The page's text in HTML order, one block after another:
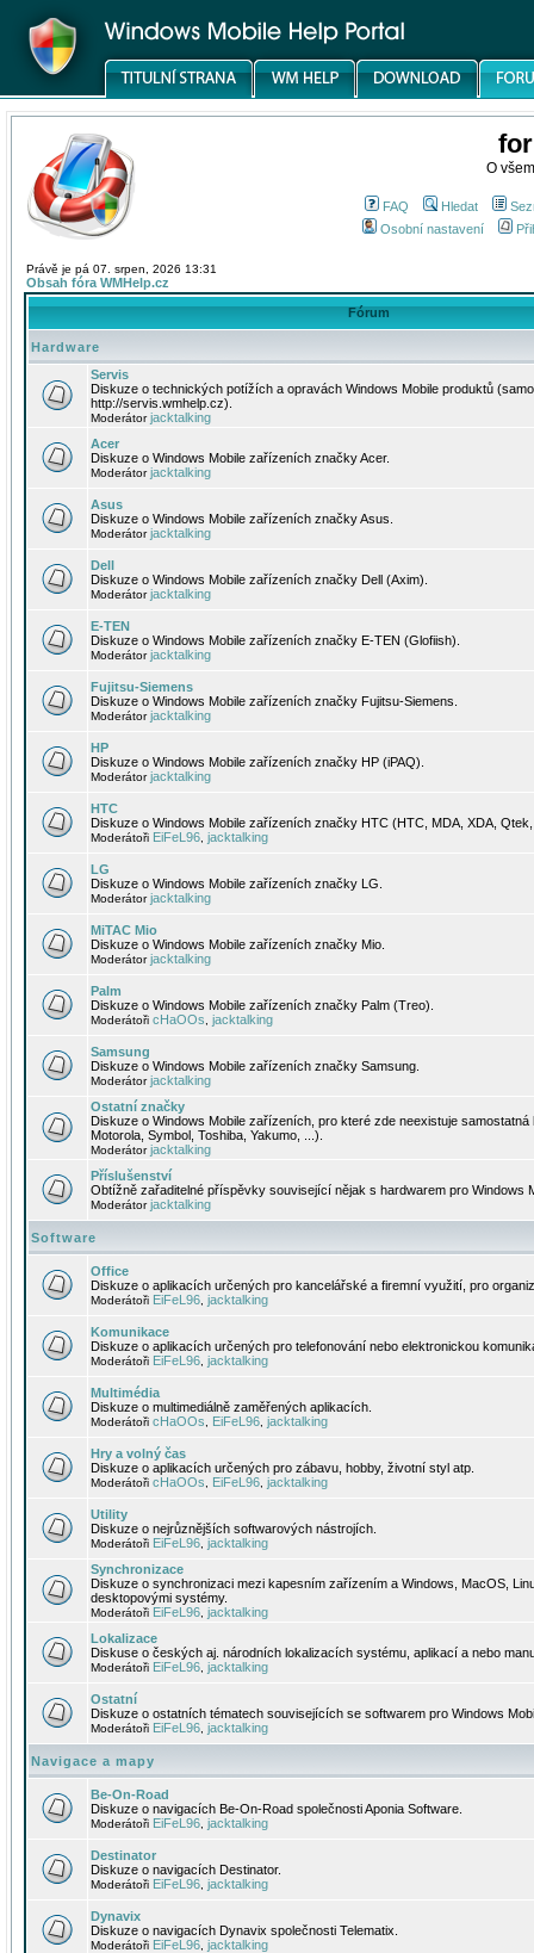
O
FAQ Hledat
Osobní nastavení
Právě je pá 07. srpen, 2026 13:31
Obsah fóra WMHelp.cz
Fórum
Hardware
Servis
Diskuze o technických potížích a opravách Windows Mobile produktů
http://servis.wmhelp.cz).
Moderátorjacktalking
Acer
Diskuze o Windows Mobile zařízeních značky Acer.
Moderátorjacktalking
Asus
Diskuze o Windows Mobile zařízeních značky Asus.
Moderátorjacktalking
Dell
Diskuze o Windows Mobile zařízeních značky Dell (Axim).
Moderátorjacktalking
E-TEN
Diskuze o Windows Mobile zařízeních značky E-TEN (Glofiish).
Moderátorjacktalking
Fujitsu-Siemens
Diskuze o Windows Mobile zařízeních značky Fujitsu-Siemens.
Moderátorjacktalking
HP
Diskuze o Windows Mobile zařízeních značky HP (iPAQ).
Moderátorjacktalking
HTC
Diskuze o Windows Mobile zařízeních značky HTC (HTC, MDA, XDA,
Moderátoři EiFeL96 jacktalking
LG
Diskuze o Windows Mobile zařízeních značky LG.
Moderátorjacktalking
MiTAC Mio
Diskuze o Windows Mobile zařízeních značky Mio.
Moderátorjacktalking
Palm
Diskuze o Windows Mobile zařízeních značky Palm (Treo).
Moderátoři cHaOOs jacktalking
Samsung
Diskuze o Windows Mobile zařízeních značky Samsung.
Moderátorjacktalking
Ostatní značky
Diskuze o Windows Mobile zařízeních, pro které zde neexistuje
Motorola, Symbol, Toshiba, Yakumo, ...).
Moderátorjacktalking
Příslušenství
Obtížně zařaditelné příspěvky související nějak s hardwarem pro Windows
Moderátorjacktalking
Software
Office
Diskuze o aplikacích určených pro kancelářské a firemní využití, pro
Moderátoři EiFeL96 jacktalking
Komunikace
Diskuze o aplikacích určených pro telefonování nebo elektronickou
Moderátoři EiFeL96 jacktalking
Multimédia
Diskuze o multimediálně zaměřených aplikacích.
Moderátoři cHaOOs EiFeL96 jacktalking
Hry a volný čas
Diskuze o aplikacích určených pro zábavu, hobby, životní styl atp.
Moderátoři cHaOOs EiFeL96 jacktalking
Utility
Diskuze o nejrůznějších softwarových nástrojích.
Moderátoři EiFeL96 jacktalking
Synchronizace
Diskuze o synchronizaci mezi kapesním zařízením a Windows, MacOS,
desktopovými systémy.
Moderátoři EiFeL96 jacktalking
Lokalizace
Diskuse o českých aj. národních lokalizacích systému, aplikací a nebo
Moderátoři EiFeL96 jacktalking
Ostatní
Diskuze o ostatních tématech souvisejících se softwarem pro Windows
Moderátoři EiFeL96 jacktalking
Navigace a mapy
Be-On-Road
Diskuze o navigacích Be-On-Road společnosti Aponia Software.
Moderátoři EiFeL96 jacktalking
Destinator
Diskuze o navigacích Destinator.
Moderátoři EiFeL96 jacktalking
Dynavix
Diskuze o navigacích Dynavix společnosti Telematix.
Moderátoři EiFeL96 jacktalking